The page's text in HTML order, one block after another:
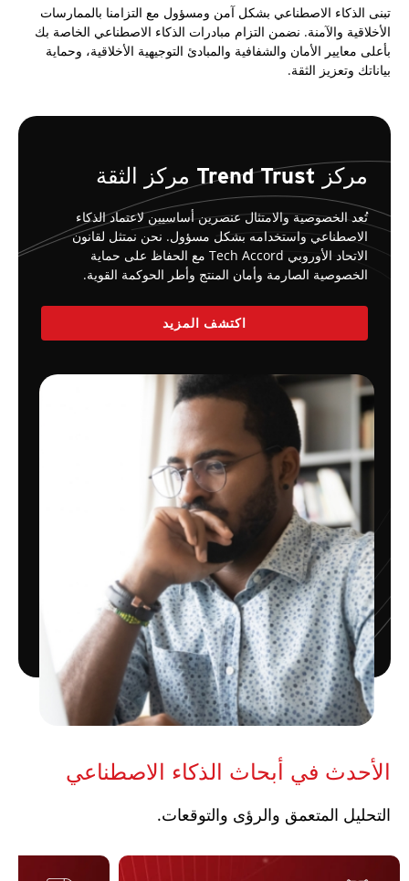
تبنى الذكاء الاصطناعي بشكل آمن ومسؤول مع التزامنا بالممارسات
الأخلاقية والآمنة. نضمن التزام مبادرات الذكاء الاصطناعي الخاصة بك
بأعلى معايير الأمان والشفافية والمبادئ التوجيهية الأخلاقية، وحماية
بياناتك وتعزيز الثقة.
مركز Trend Trust مركز الثقة
تُعد الخصوصية والامتثال عنصرين أساسيين لاعتماد الذكاء
الاصطناعي واستخدامه بشكل مسؤول. نحن نمتثل لقانون
الاتحاد الأوروبي Tech Accord مع الحفاظ على حماية
الخصوصية الصارمة وأمان المنتج وأطر الحوكمة القوية.
اكتشف المزيد
الأحدث في أبحاث الذكاء الاصطناعي
التحليل المتعمق والرؤى والتوقعات.